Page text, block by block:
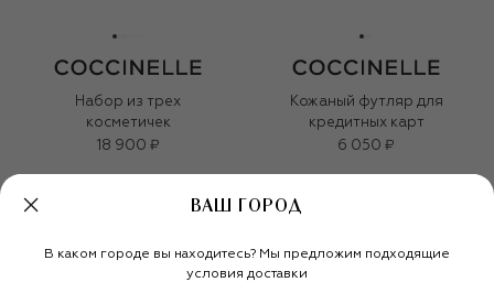
Набор из трех
косметичек
18 900 ₽
Кожаный футляр для
кредитных карт
6 050 ₽
ВАШ ГОРОД
В каком городе вы находитесь? Мы предложим подходящие
условия доставки